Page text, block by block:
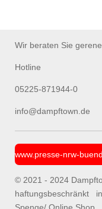
Wir beraten Sie gerene
Hotline
05225-871944-0
info@dampftown.de
www.presse-nrw-
© 2021 - 2024
haftungsbeschränkt